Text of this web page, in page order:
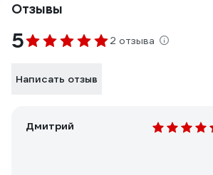
Отзывы
5 2 отзыва
Написать отзыв
Дмитрий